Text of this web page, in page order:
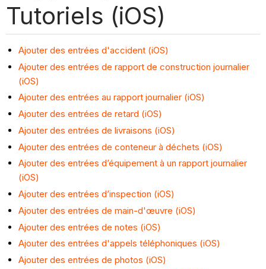
Tutoriels (iOS)
Ajouter des entrées d'accident (iOS)
Ajouter des entrées de rapport de construction journalier
(iOS)
Ajouter des entrées au rapport journalier (iOS)
Ajouter des entrées de retard (iOS)
Ajouter des entrées de livraisons (iOS)
Ajouter des entrées de conteneur à déchets (iOS)
Ajouter des entrées d’équipement à un rapport journalier
(iOS)
Ajouter des entrées d’inspection (iOS)
Ajouter des entrées de main-d'œuvre (iOS)
Ajouter des entrées de notes (iOS)
Ajouter des entrées d'appels téléphoniques (iOS)
Ajouter des entrées de photos (iOS)